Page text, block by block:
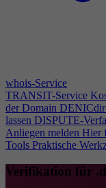
whois-Service
TRANSIT-Service
der Domain
lassen DISPUTE-
Anliegen melden Hier
Tools Praktische
Verifikation für